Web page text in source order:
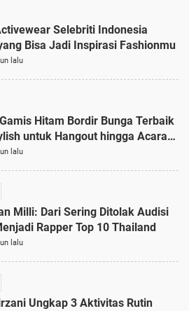
Selebriti Indonesia
Bisa Jadi Inspirasi Fashionmu
lalu
Hitam Bordir Bunga Terbaik
untuk Hangout hingga Acara
lalu
Milli: Dari Sering Ditolak Audisi
Rapper Top 10 Thailand
lalu
Ungkap 3 Aktivitas Rutin